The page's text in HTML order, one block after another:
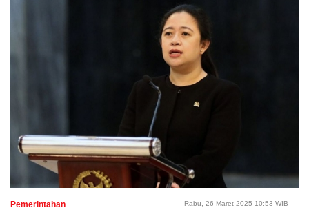
Pemerintahan Rabu, 26 Maret 2025 10:53 WIB